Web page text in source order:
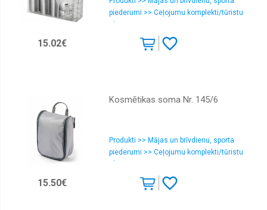
piederumi >> Ceļojumu komplekti/tūristu
15.02€
Kosmētikas soma Nr. 145/6
Produkti >> Mājas un brīvdienu, sporta
piederumi >> Ceļojumu komplekti/tūristu
15.50€